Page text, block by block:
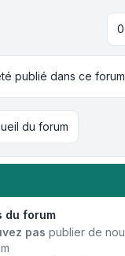
publié dans ce
du forum
du forum
pas publier de